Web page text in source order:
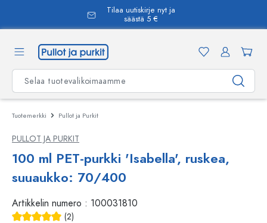
Tilaa uutiskirje nyt ja
säästä 5 €
Tuotemerkki Pullot ja Purkit
PULLOT JA PURKIT
100 ml PET-purkki 'Isabella', ruskea,
suuaukko: 70/400
Artikkelin numero : 100031810
(2)